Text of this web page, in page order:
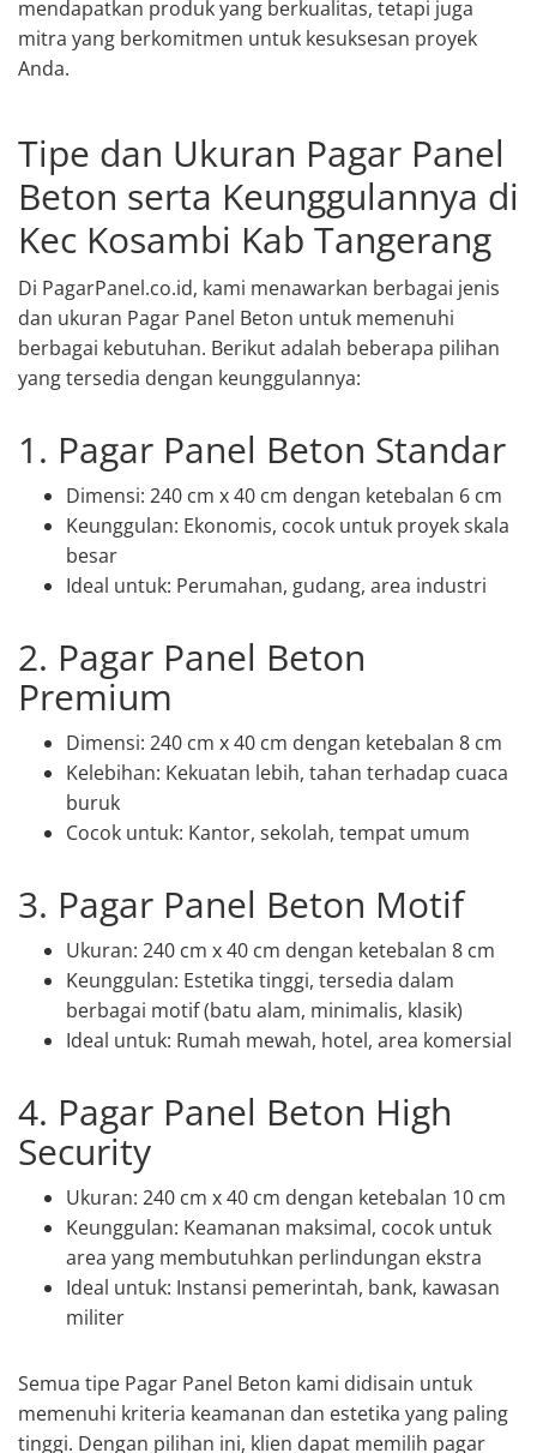
mendapatkan produk yang berkualitas, tetapi juga
mitra yang berkomitmen untuk kesuksesan proyek
Anda.
Tipe dan Ukuran Pagar Panel
Beton serta Keunggulannya di
Kec Kosambi Kab Tangerang
Di PagarPanel.co.id, kami menawarkan berbagai jenis
dan ukuran Pagar Panel Beton untuk memenuhi
berbagai kebutuhan. Berikut adalah beberapa pilihan
yang tersedia dengan keunggulannya:
1. Pagar Panel Beton Standar
Dimensi: 240 cm x 40 cm dengan ketebalan 6 cm
Keunggulan: Ekonomis, cocok untuk proyek skala
besar
Ideal untuk: Perumahan, gudang, area industri
2. Pagar Panel Beton
Premium
Dimensi: 240 cm x 40 cm dengan ketebalan 8 cm
Kelebihan: Kekuatan lebih, tahan terhadap cuaca
buruk
Cocok untuk: Kantor, sekolah, tempat umum
3. Pagar Panel Beton Motif
Ukuran: 240 cm x 40 cm dengan ketebalan 8 cm
Keunggulan: Estetika tinggi, tersedia dalam
berbagai motif (batu alam, minimalis, klasik)
Ideal untuk: Rumah mewah, hotel, area komersial
4. Pagar Panel Beton High
Security
Ukuran: 240 cm x 40 cm dengan ketebalan 10 cm
Keunggulan: Keamanan maksimal, cocok untuk
area yang membutuhkan perlindungan ekstra
Ideal untuk: Instansi pemerintah, bank, kawasan
militer
Semua tipe Pagar Panel Beton kami didisain untuk
memenuhi kriteria keamanan dan estetika yang paling
tinggi. Dengan pilihan ini, klien dapat memilih pagar